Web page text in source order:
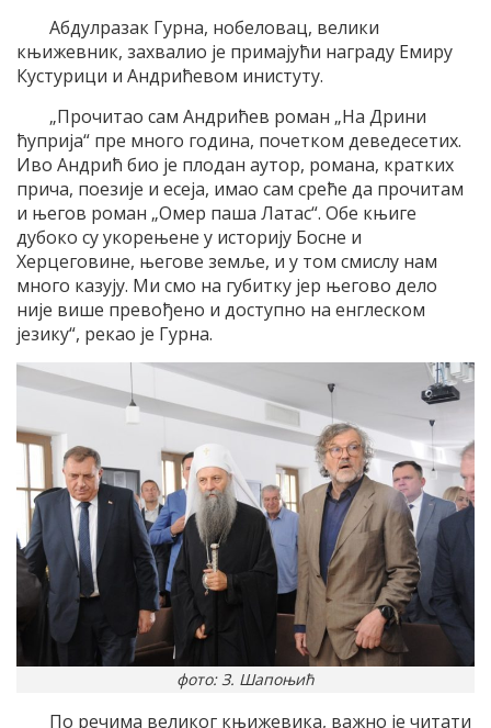
Абдулразак Гурна, нобеловац, велики
књижевник, захвалио је примајући награду Емиру
Кустурици и Андрићевом инистуту.
„Прочитао сам Андрићев роман „На Дрини
ћуприја“ пре много година, почетком деведесетих.
Иво Андрић био је плодан аутор, романа, кратких
прича, поезије и есеја, имао сам среће да прочитам
и његов роман „Омер паша Латас“. Обе књиге
дубоко су укорењене у историју Босне и
Херцеговине, његове земље, и у том смислу нам
много казују. Ми смо на губитку јер његово дело
није више превођено и доступно на енглеском
језику“, рекао је Гурна.
фото: З. Шапоњић
По речима великог књижевика, важно је читати